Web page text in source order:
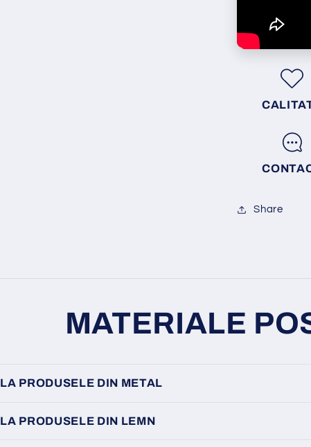
Share
MATERIALE
LA PRODUSELE DIN METAL
LA PRODUSELE DIN LEMN